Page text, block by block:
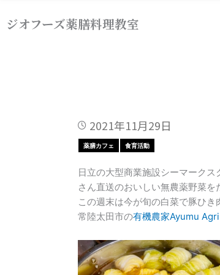
容ジオフーズ薬膳料理教室
2021年11月29日
薬膳カフェ 食育活動
日立の大型商業施設シーマーク
さん直送のおいしい無農薬野菜を
この週末は今が旬の白菜で豚ひき
常陸太田市の有機農家Ayumu Agri